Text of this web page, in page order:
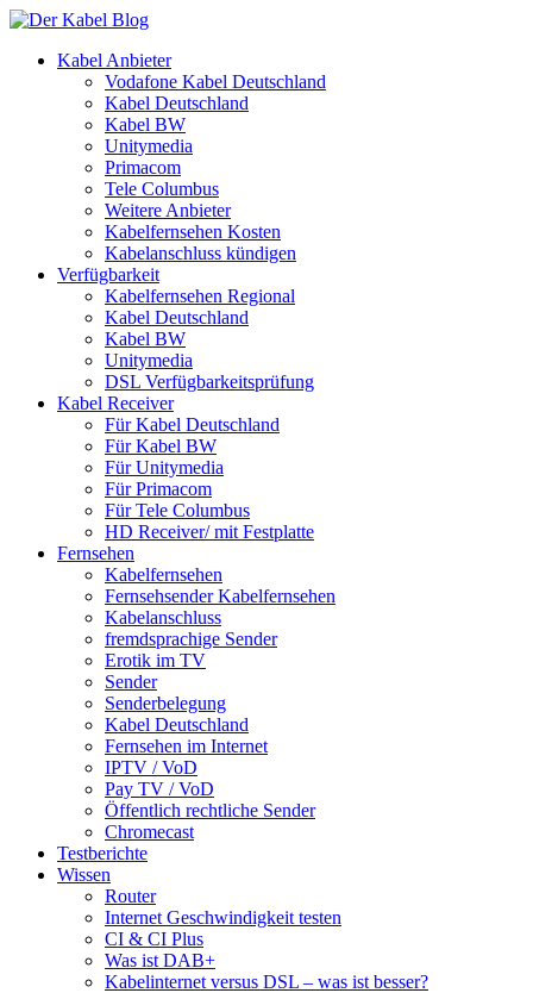
Kabel Anbieter
Vodafone Kabel Deutschland
Kabel Deutschland
Kabel BW
Unitymedia
Primacom
Tele Columbus
Weitere Anbieter
Kabelfernsehen Kosten
Kabelanschluss kündigen
Verfügbarkeit
Kabelfernsehen Regional
Kabel Deutschland
Kabel BW
Unitymedia
DSL Verfügbarkeitsprüfung
Kabel Receiver
Für Kabel Deutschland
Für Kabel BW
Für Unitymedia
Für Primacom
Für Tele Columbus
HD Receiver/ mit Festplatte
Fernsehen
Kabelfernsehen
Fernsehsender Kabelfernsehen
Kabelanschluss
fremdsprachige Sender
Erotik im TV
Sender
Senderbelegung
Kabel Deutschland
Fernsehen im Internet
IPTV / VoD
Pay TV / VoD
Öffentlich rechtliche Sender
Chromecast
Testberichte
Wissen
Router
Internet Geschwindigkeit testen
CI & CI Plus
Was ist DAB+
Kabelinternet versus DSL – was ist besser?